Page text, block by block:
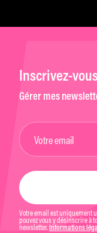
Inscrivez-
Gérer mes
Votre email est uniquement
pouvez vous y désinscrire à
newsletter. Informations